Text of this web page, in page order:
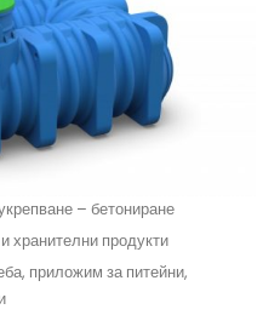
– бетониране
хранителни продукти
приложим за питейни,